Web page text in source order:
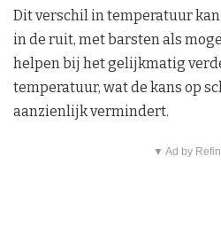
Dit verschil in temperatuur
in de ruit, met barsten als
helpen bij het gelijkmatig
temperatuur, wat de kans op
aanzienlijk vermindert.
▼ Ad by